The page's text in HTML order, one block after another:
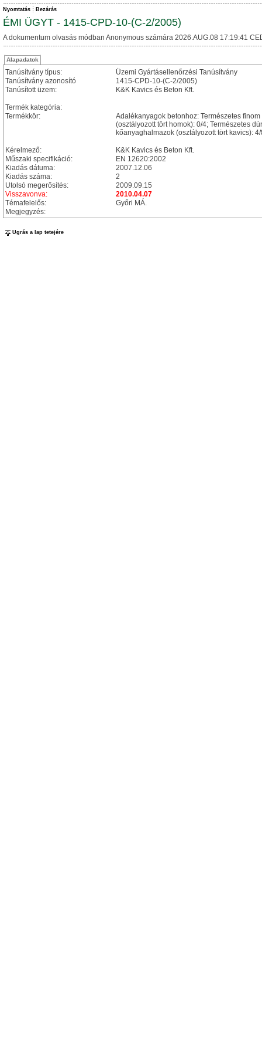
Nyomtatás Bezárás
ÉMI ÜGYT - 1415-CPD-10-(C-2/2005)
A dokumentum olvasás módban Anonymous számára 2026.AUG.08 17:19:41
Alapadatok
Tanúsítvány típus:
Üzemi Gyártásellenőrzési Tanúsítvány
Tanúsítvány azonosító
1415-CPD-10-(C-2/2005)
Tanúsított üzem:
K&K Kavics és Beton Kft.
Termék kategória:
Termékkör:
Adalékanyagok betonhoz: Természetes
(osztályozott tört homok): 0/4; Természetes
kőanyaghalmazok (osztályozott tört kavics):
Kérelmező:
K&K Kavics és Beton Kft.
Műszaki specifikáció:
EN 12620:2002
Kiadás dátuma:
2007.12.06
Kiadás száma:
2
Utolsó megerősítés:
2009.09.15
Visszavonva:
2010.04.07
Témafelelős:
Győri MÁ.
Megjegyzés:
Ugrás a lap tetejére